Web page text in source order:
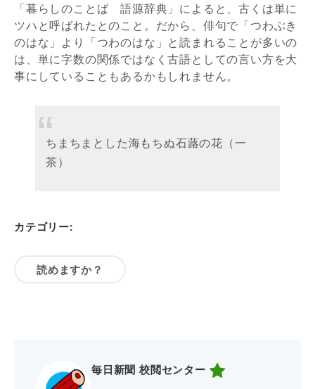
「暮らしのことば 語源辞典」によると、古くは単に
ツハと呼ばれたとのこと。だから、俳句で「つわぶき
のはな」より「つわのはな」と読まれることが多いの
は、単に字数の関係ではなく古語としての言い方を大
事にしていることもあるかもしれません。
ちまちまとした海もちぬ石蕗の花（一
茶）
カテゴリー:
読めますか？
毎日新聞 校閲センター